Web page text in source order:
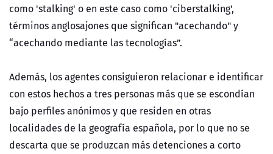
como 'stalking' o en este caso como 'ciberstalking',
términos anglosajones que significan "acechando" y
“acechando mediante las tecnologías”.
Además, los agentes consiguieron relacionar e identificar
con estos hechos a tres personas más que se escondían
bajo perfiles anónimos y que residen en otras
localidades de la geografía española, por lo que no se
descarta que se produzcan más detenciones a corto